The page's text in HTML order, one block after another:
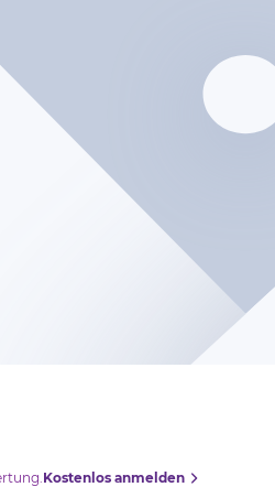
Kostenlos anmelden